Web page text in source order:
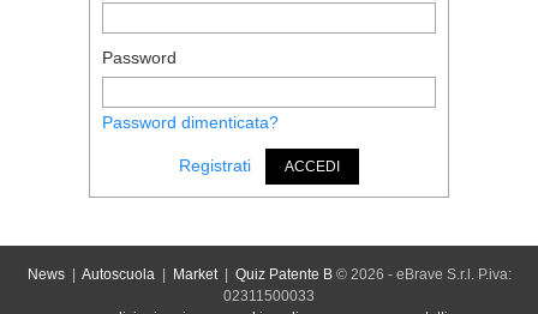
Password
Password dimenticata?
Registrati ACCEDI
News| Autoscuola| Market| Quiz Patente B© 2026 - eBrave S.r.l. P.iva:
02311500033